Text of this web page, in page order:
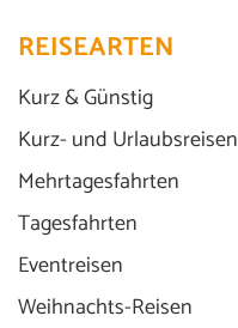
REISEARTEN
Kurz & Günstig
Kurz- und Urlaubsreisen
Mehrtagesfahrten
Tagesfahrten
Eventreisen
Weihnachts-Reisen